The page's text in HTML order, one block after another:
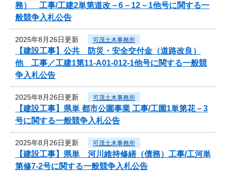
務） 工事/工建2単第道改－6－12－1他号に関する一
般競争入札公告
2025年8月26日更新 可茂土木事務所
【建設工事】公共 防災・安全交付金（道路改良）
他 工事／工建1第11-A01-012-1他号に関する一般競
争入札公告
2025年8月26日更新 可茂土木事務所
【建設工事】県単 都市公園事業 工事/工園1単第花－3
号に関する一般競争入札公告
2025年8月26日更新 可茂土木事務所
【建設工事】県単 河川維持修繕（債務）工事/工河単
第修7-2号に関する一般競争入札公告